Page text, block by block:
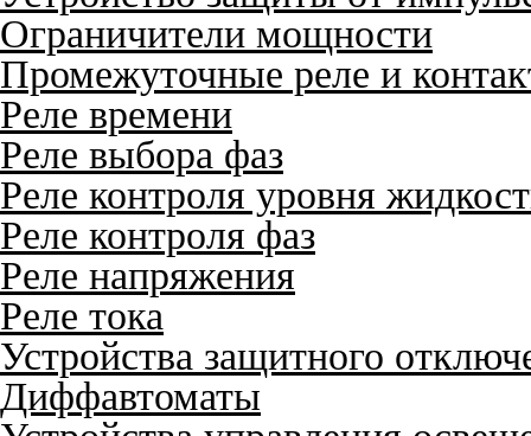
Ограничители мощности
Промежуточные реле и
Реле времени
Реле выбора фаз
Реле контроля уровня
Реле контроля фаз
Реле напряжения
Реле тока
Устройства защитного
Диффавтоматы